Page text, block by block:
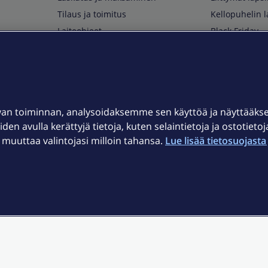
Tilaus ja toimitus
Laiteohjeet
Kuuluvuuskartta
Asiakastiedotteet
OmaElisa-sovellus
Kellopuhelin
Black Friday
toiminnan, analysoidaksemme sen käyttöä ja
avulla kerättyjä tietoja, kuten selaintietoja ja
valintojasi milloin tahansa. Lue lisää tietosuojasta